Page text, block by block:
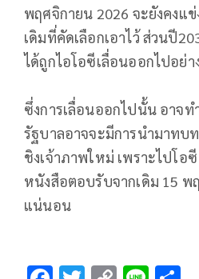
พฤศจิกายน 2026 จะยังคงแ
เดิมที่คัดเลือกเอาไว้ ส่วนปี
ได้ถูกไอโอซีเลื่อนออกไปอย่
ซึ่งการเลื่อนออกไปนั้น อาจท
รัฐบาลอาจจะมีการนำมาทบ
ชิงเจ้าภาพใหม่ เพราะไปโอ
หนังสือตอบรับจากเดิม 15
แน่นอน